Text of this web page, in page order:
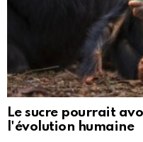
Le sucre pourrait
l'évolution humaine